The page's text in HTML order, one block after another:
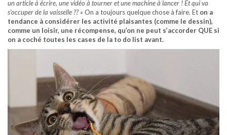
un article à écrire, une vidéo à tourner et une machine à lancer ! Et qui va
s’occuper de la vaisselle ?? » On a toujours quelque chose à faire. Et on a
tendance à considérer les activité plaisantes (comme le dessin),
comme un loisir, une récompense, qu’on ne peut s’accorder QUE si
on a coché toutes les cases de la to do list avant.